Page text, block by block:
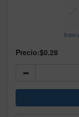
Boton
Precio:$0.28